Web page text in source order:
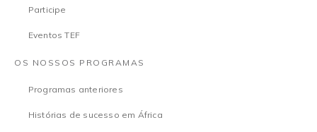
Participe
Eventos TEF
OS NOSSOS PROGRAMAS
Programas anteriores
Histórias de sucesso em África